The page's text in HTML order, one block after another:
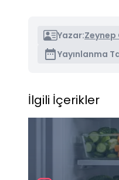
Yazar:Zeynep
Yayınlanma
İlgili İçerikler